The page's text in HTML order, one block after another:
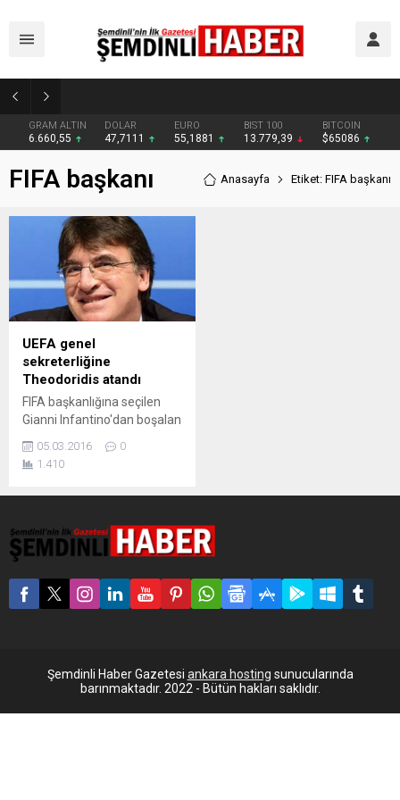
GRAM ALTIN
6.660,55
DOLAR
47,7111
EURO
55,1881
BIST 100
13.779,39
BITCOIN
$65086
FIFA başkanı Anasayfa Etiket: FIFA başkanı
UEFA genel
sekreterliğine
Theodoridis atandı
FIFA başkanlığına seçilen
Gianni Infantino'dan boşalan
görevine geçici olarak
Theodore Theodoridis
05.03.2016
0
1.410
Şemdinli Haber Gazetesi ankara hosting sunucularında
barınmaktadır. 2022 - Bütün hakları saklıdır.